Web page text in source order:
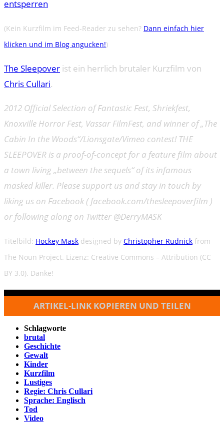
entsperren
(Kein Kurzfilm im Feed-Reader zu sehen? Dann einfach hier
klicken und im Blog angucken!)
The Sleepover ist ein herrlich brutaler Kurzfilm von
Chris Cullari.
2012 Official Selection of Fantastic Fest, Shriekfest,
Knoxville Horror Fest, Vassar FilmFest, and winner of „The
Cabin In the Woods“/Lionsgate/Vimeo contest! THE
SLEEPOVER is a proof-of-concept for a feature film about
a town living „between the sequels“ of its infamous
masked killer. Please support us and stay in touch by
liking us on Facebook ( facebook.com/thesleepoverfilm )
or following along on Twitter @DerryMASK
Titelbild: Hockey Mask designed by Christopher Rudnick from
The Noun Project. Lizenz: Creative Commons – Attribution (CC
BY 3.0). Danke!
ARTIKEL-LINK KOPIEREN UND TEILEN
Schlagworte
brutal
Geschichte
Gewalt
Kinder
Kurzfilm
Lustiges
Regie: Chris Cullari
Sprache: Englisch
Tod
Video